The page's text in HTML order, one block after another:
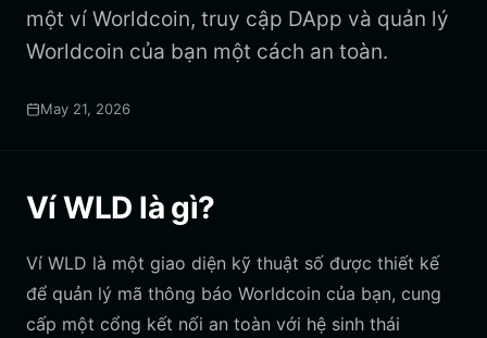
một ví Worldcoin, truy cập DApp và quản lý
Worldcoin của bạn một cách an toàn.
May 21, 2026
Ví WLD là gì?
Ví WLD là một giao diện kỹ thuật số được thiết kế
để quản lý mã thông báo Worldcoin của bạn, cung
cấp một cổng kết nối an toàn với hệ sinh thái